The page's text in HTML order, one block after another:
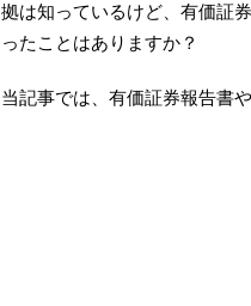
拠は知っているけど、有価証
ったことはありますか？
当記事では、有価証券報告書